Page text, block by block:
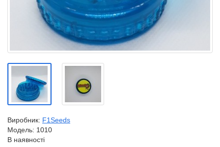
Виробник: F1Seeds
Модель: 1010
В наявності